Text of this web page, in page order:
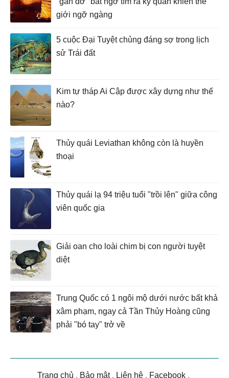
giới ngỡ ngàng
5 cuộc Đại Tuyệt chủng đáng sợ trong lịch
sử Trái đất
Kim tự tháp Ai Cập được xây dựng như thế
nào?
Thủy quái Leviathan không còn là huyền
thoại
Thủy quái lạ 94 triệu tuổi "trồi lên" giữa công
viên quốc gia
Giải oan cho loài chim bị con người tuyệt
diệt
Trung Quốc có 1 ngôi mộ dưới nước bất khả
xâm phạm, ngay cả Tần Thủy Hoàng cũng
phải "bó tay" trở về
Trang chủ . Bảo mật. Liên hệ . Facebook .